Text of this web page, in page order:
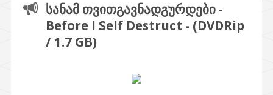
სანამ თვითგავნადგურდები -
Before I Self Destruct - (DVDRip
/ 1.7 GB)